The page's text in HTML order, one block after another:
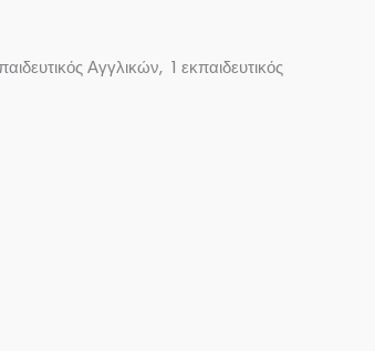
Αγγλικών, 1 εκπαιδευτικός